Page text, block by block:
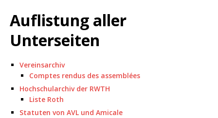
Auflistung aller
Unterseiten
Vereinsarchiv
Comptes rendus des assemblées
Hochschularchiv der RWTH
Liste Roth
Statuten von AVL und Amicale